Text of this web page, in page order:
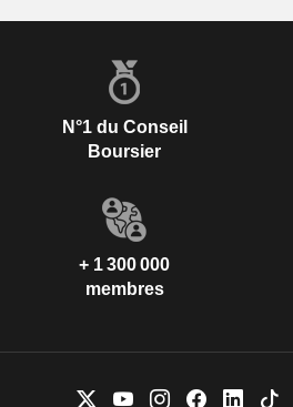
N°1 du Conseil
Boursier
+ 1 300 000
membres